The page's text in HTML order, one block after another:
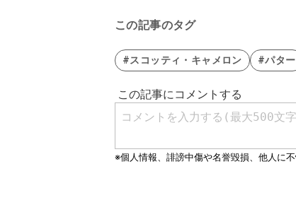
この記事のタグ
#スコッティ・キャメロン #パター